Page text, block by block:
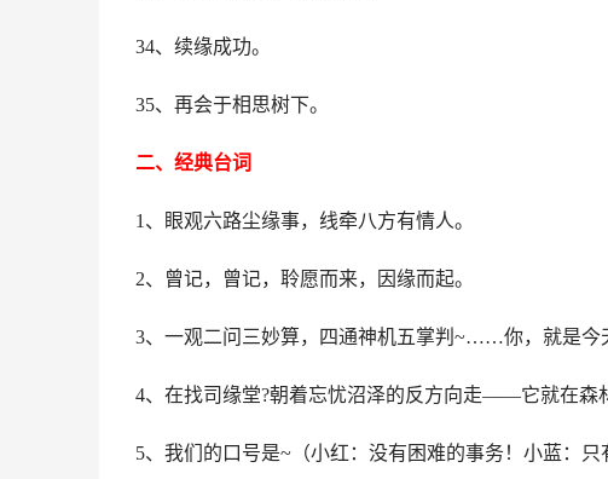
34、续缘成功。
35、再会于相思树下。
二、经典台词
1、眼观六路尘缘事，线牵八方有情人。
2、曾记，曾记，聆愿而来，因缘而起。
3、一观二问三妙算，四通神机五掌判~……你，就是今
4、在找司缘堂?朝着忘忧沼泽的反方向走——它就在森
5、我们的口号是~（小红：没有困难的事务！小蓝：只